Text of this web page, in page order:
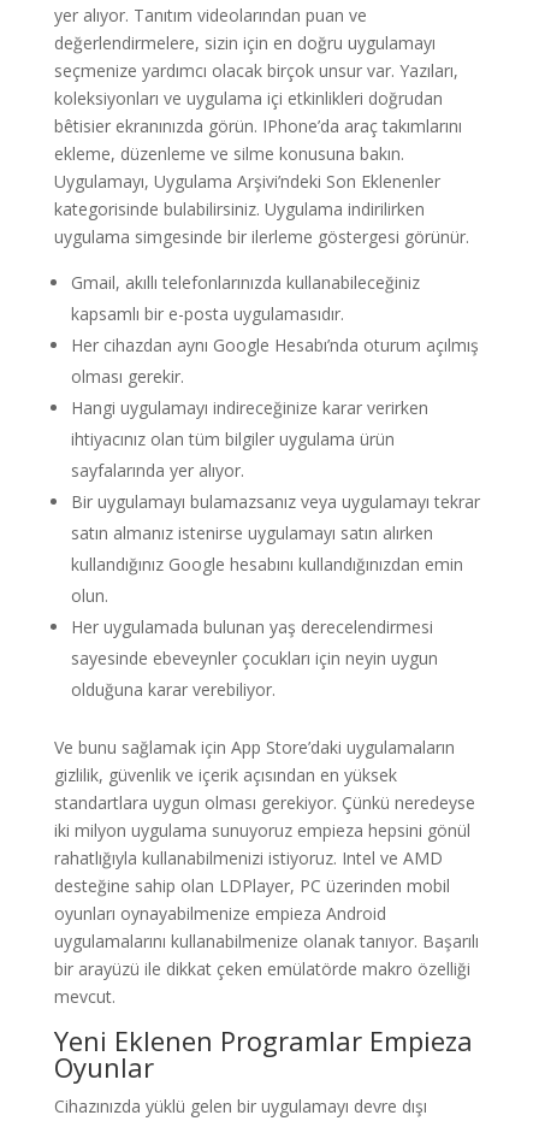
yer alıyor. Tanıtım videolarından puan ve
değerlendirmelere, sizin için en doğru uygulamayı
seçmenize yardımcı olacak birçok unsur var. Yazıları,
koleksiyonları ve uygulama içi etkinlikleri doğrudan
bêtisier ekranınızda görün. IPhone’da araç takımlarını
ekleme, düzenleme ve silme konusuna bakın.
Uygulamayı, Uygulama Arşivi’ndeki Son Eklenenler
kategorisinde bulabilirsiniz. Uygulama indirilirken
uygulama simgesinde bir ilerleme göstergesi görünür.
Gmail, akıllı telefonlarınızda kullanabileceğiniz
kapsamlı bir e-posta uygulamasıdır.
Her cihazdan aynı Google Hesabı’nda oturum açılmış
olması gerekir.
Hangi uygulamayı indireceğinize karar verirken
ihtiyacınız olan tüm bilgiler uygulama ürün
sayfalarında yer alıyor.
Bir uygulamayı bulamazsanız veya uygulamayı tekrar
satın almanız istenirse uygulamayı satın alırken
kullandığınız Google hesabını kullandığınızdan emin
olun.
Her uygulamada bulunan yaş derecelendirmesi
sayesinde ebeveynler çocukları için neyin uygun
olduğuna karar verebiliyor.
Ve bunu sağlamak için App Store’daki uygulamaların
gizlilik, güvenlik ve içerik açısından en yüksek
standartlara uygun olması gerekiyor. Çünkü neredeyse
iki milyon uygulama sunuyoruz empieza hepsini gönül
rahatlığıyla kullanabilmenizi istiyoruz. Intel ve AMD
desteğine sahip olan LDPlayer, PC üzerinden mobil
oyunları oynayabilmenize empieza Android
uygulamalarını kullanabilmenize olanak tanıyor. Başarılı
bir arayüzü ile dikkat çeken emülatörde makro özelliği
mevcut.
Yeni Eklenen Programlar Empieza
Oyunlar
Cihazınızda yüklü gelen bir uygulamayı devre dışı